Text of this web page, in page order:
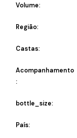
Volume:
Região:
Castas:
Acompanhamento
:
bottle_size:
País: